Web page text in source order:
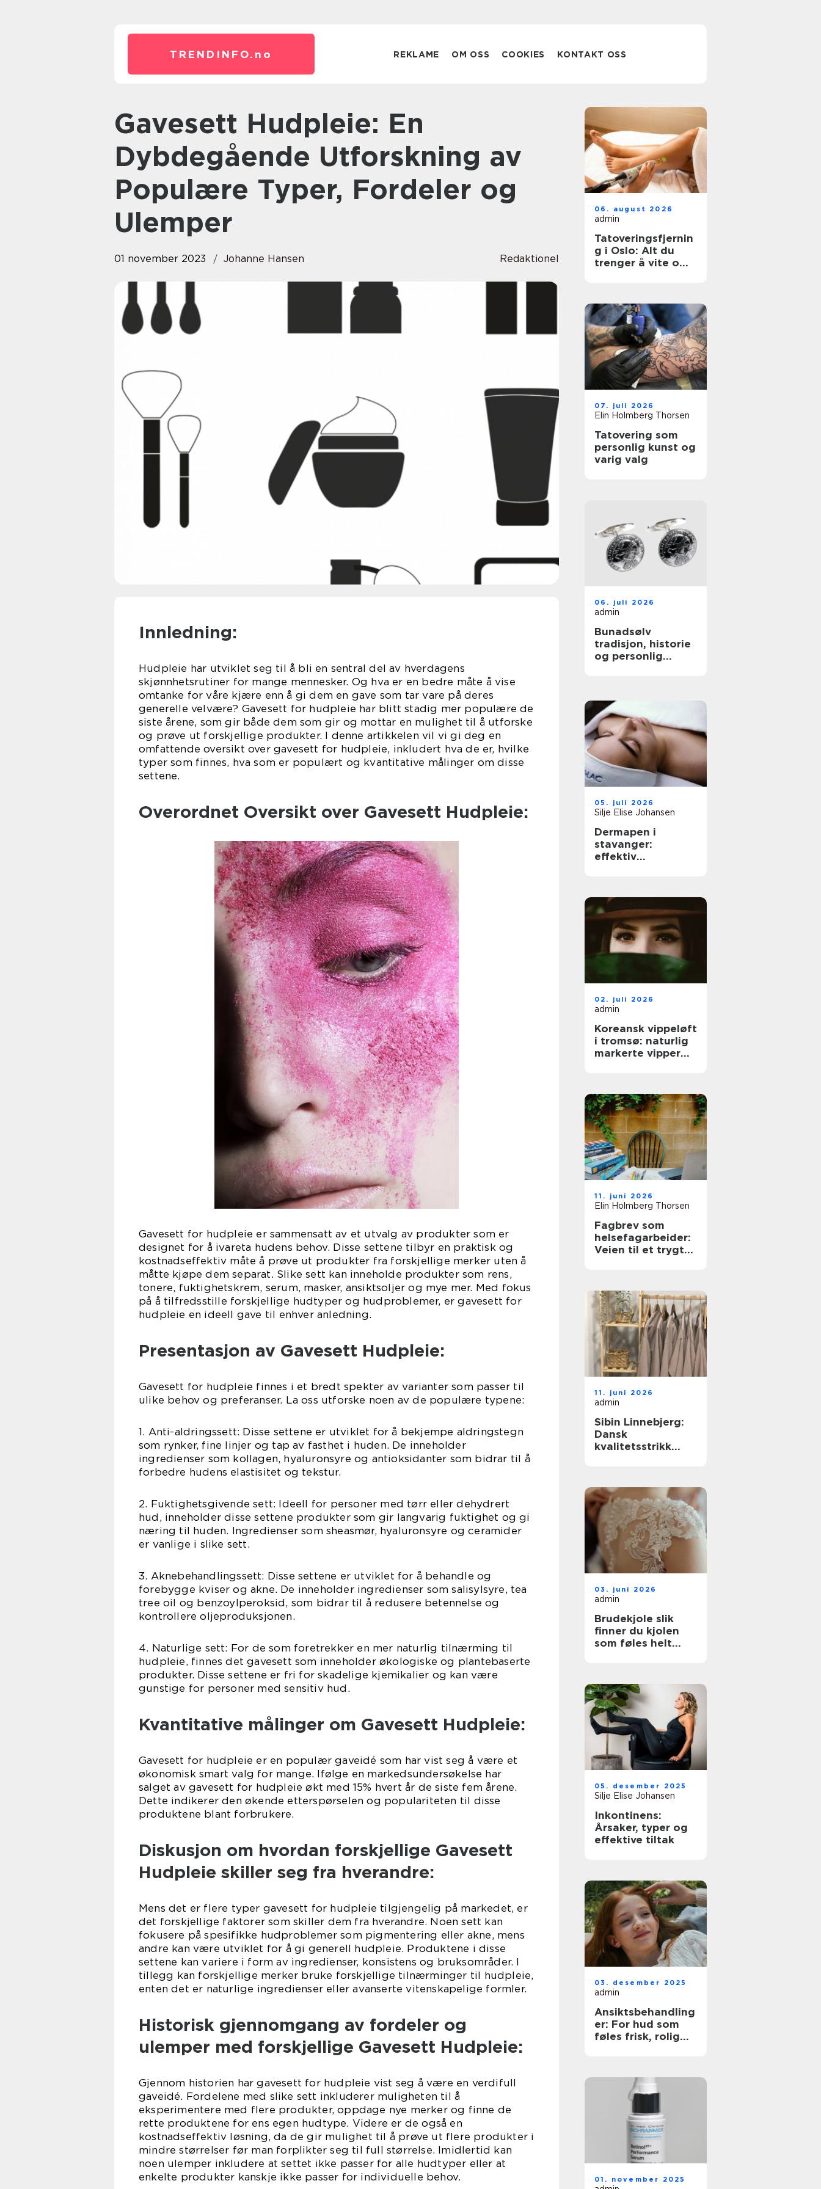
TRENDINFO. no REKLAME OM OSS COOKIES KONTAKT OSS
Gavesett Hudpleie: En
Dybdegående Utforskning av
Populære Typer, Fordeler og
Ulemper
01 november 2023 Johanne Hansen Redaktionel
Innledning:
Hudpleie har utviklet seg til å bli en sentral del av hverdagens
skjønnhetsrutiner for mange mennesker. Og hva er en bedre måte å vise
omtanke for våre kjære enn å gi dem en gave som tar vare på deres
generelle velvære? Gavesett for hudpleie har blitt stadig mer populære de
siste årene, som gir både dem som gir og mottar en mulighet til å utforske
og prøve ut forskjellige produkter. I denne artikkelen vil vi gi deg en
omfattende oversikt over gavesett for hudpleie, inkludert hva de er, hvilke
typer som finnes, hva som er populært og kvantitative målinger om disse
settene.
Overordnet Oversikt over Gavesett Hudpleie:
Gavesett for hudpleie er sammensatt av et utvalg av produkter som er
designet for å ivareta hudens behov. Disse settene tilbyr en praktisk og
kostnadseffektiv måte å prøve ut produkter fra forskjellige merker uten å
måtte kjøpe dem separat. Slike sett kan inneholde produkter som rens,
tonere, fuktighetskrem, serum, masker, ansiktsoljer og mye mer. Med fokus
på å tilfredsstille forskjellige hudtyper og hudproblemer, er gavesett for
hudpleie en ideell gave til enhver anledning.
Presentasjon av Gavesett Hudpleie:
Gavesett for hudpleie finnes i et bredt spekter av varianter som passer til
ulike behov og preferanser. La oss utforske noen av de populære typene:
1. Anti-aldringssett: Disse settene er utviklet for å bekjempe aldringstegn
som rynker, fine linjer og tap av fasthet i huden. De inneholder
ingredienser som kollagen, hyaluronsyre og antioksidanter som bidrar til å
forbedre hudens elastisitet og tekstur.
2. Fuktighetsgivende sett: Ideell for personer med tørr eller dehydrert
hud, inneholder disse settene produkter som gir langvarig fuktighet og gi
næring til huden. Ingredienser som sheasmør, hyaluronsyre og ceramider
er vanlige i slike sett.
3. Aknebehandlingssett: Disse settene er utviklet for å behandle og
forebygge kviser og akne. De inneholder ingredienser som salisylsyre, tea
tree oil og benzoylperoksid, som bidrar til å redusere betennelse og
kontrollere oljeproduksjonen.
4. Naturlige sett: For de som foretrekker en mer naturlig tilnærming til
hudpleie, finnes det gavesett som inneholder økologiske og plantebaserte
produkter. Disse settene er fri for skadelige kjemikalier og kan være
gunstige for personer med sensitiv hud.
Kvantitative målinger om Gavesett Hudpleie:
Gavesett for hudpleie er en populær gaveidé som har vist seg å være et
økonomisk smart valg for mange. Ifølge en markedsundersøkelse har
salget av gavesett for hudpleie økt med 15% hvert år de siste fem årene.
Dette indikerer den økende etterspørselen og populariteten til disse
produktene blant forbrukere.
Diskusjon om hvordan forskjellige Gavesett
Hudpleie skiller seg fra hverandre:
Mens det er flere typer gavesett for hudpleie tilgjengelig på markedet, er
det forskjellige faktorer som skiller dem fra hverandre. Noen sett kan
fokusere på spesifikke hudproblemer som pigmentering eller akne, mens
andre kan være utviklet for å gi generell hudpleie. Produktene i disse
settene kan variere i form av ingredienser, konsistens og bruksområder. I
tillegg kan forskjellige merker bruke forskjellige tilnærminger til hudpleie,
enten det er naturlige ingredienser eller avanserte vitenskapelige formler.
Historisk gjennomgang av fordeler og
ulemper med forskjellige Gavesett Hudpleie:
Gjennom historien har gavesett for hudpleie vist seg å være en verdifull
gaveidé. Fordelene med slike sett inkluderer muligheten til å
eksperimentere med flere produkter, oppdage nye merker og finne de
rette produktene for ens egen hudtype. Videre er de også en
kostnadseffektiv løsning, da de gir mulighet til å prøve ut flere produkter i
mindre størrelser før man forplikter seg til full størrelse. Imidlertid kan
noen ulemper inkludere at settet ikke passer for alle hudtyper eller at
enkelte produkter kanskje ikke passer for individuelle behov.
06. august 2026
admin
Tatoveringsfjernin
g i Oslo: Alt du
trenger å vite om
07. juli 2026
Elin Holmberg Thorsen
Tatovering som
personlig kunst og
varig valg
06. juli 2026
admin
Bunadsølv
tradisjon, historie
og personlig
05. juli 2026
Silje Elise Johansen
Dermapen i
stavanger:
effektiv
02. juli 2026
admin
Koreansk vippeløft
i tromsø: naturlig
markerte vipper
11. juni 2026
Elin Holmberg Thorsen
Fagbrev som
helsefagarbeider:
Veien til et trygt
11. juni 2026
admin
Sibin Linnebjerg:
Dansk
kvalitetsstrikk
03. juni 2026
admin
Brudekjole slik
finner du kjolen
som føles helt
05. desember 2025
Silje Elise Johansen
Inkontinens:
Årsaker, typer og
effektive tiltak
03. desember 2025
admin
Ansiktsbehandling
er: For hud som
føles frisk, rolig
01. november 2025